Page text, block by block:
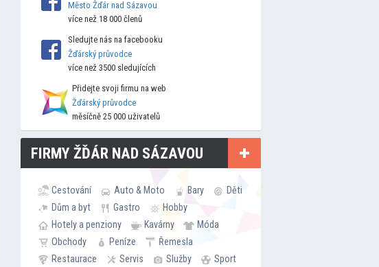
Město Žďár nad Sázavou
více než 18 000 členů
Sledujte nás na facebooku
Žďárský průvodce
více než 3500 sledujících
Přidejte svoji firmu na web
Žďárský průvodce
měsíčně 25 000 uživatelů
FIRMY ŽĎÁR NAD SÁZAVOU
Cestování Auto & Moto Bary
Děti
Dům a byt
Gastro
Hobby
Hotely a penziony
Kavárny
Móda
Obchody
Peníze
Řemesla
Restaurace
Servis Služby
Sport